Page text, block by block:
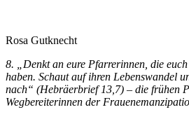
Rosa Gutknecht
8. „Denkt an eure Pfarrerinnen, die
haben. Schaut auf ihren Lebenswandel
nach“ (Hebräerbrief 13,7) – die frühen
Wegbereiterinnen der